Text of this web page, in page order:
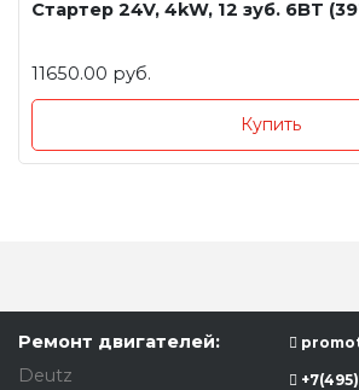
Стартер 24V, 4kW, 12 зуб. 6BT
11650.00 руб.
Купить
Ремонт двигателей:
Deutz